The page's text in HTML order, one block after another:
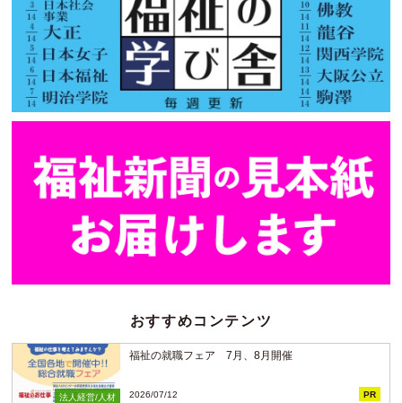
おすすめコンテンツ
法人経営/人材
福祉の就職フェア 7月、8月開催
2026/07/12 PR